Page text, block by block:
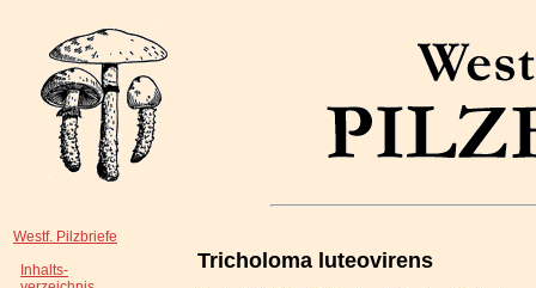
Westf. Pilzbriefe
Inhalts-
Tricholoma luteovirens